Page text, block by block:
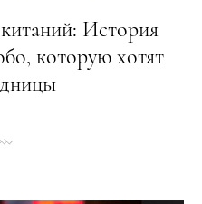
История
которую хотят